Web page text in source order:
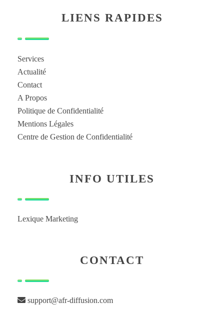
LIENS RAPIDES
Services
Actualité
Contact
A Propos
Politique de Confidentialité
Mentions Légales
Centre de Gestion de Confidentialité
INFO UTILES
Lexique Marketing
CONTACT
support@afr-diffusion.com